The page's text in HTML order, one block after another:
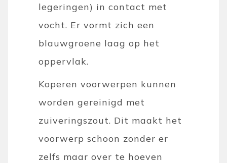
legeringen) in contact met
vocht. Er vormt zich een
blauwgroene laag op het
oppervlak.
Koperen voorwerpen kunnen
worden gereinigd met
zuiveringszout. Dit maakt het
voorwerp schoon zonder er
zelfs maar over te hoeven